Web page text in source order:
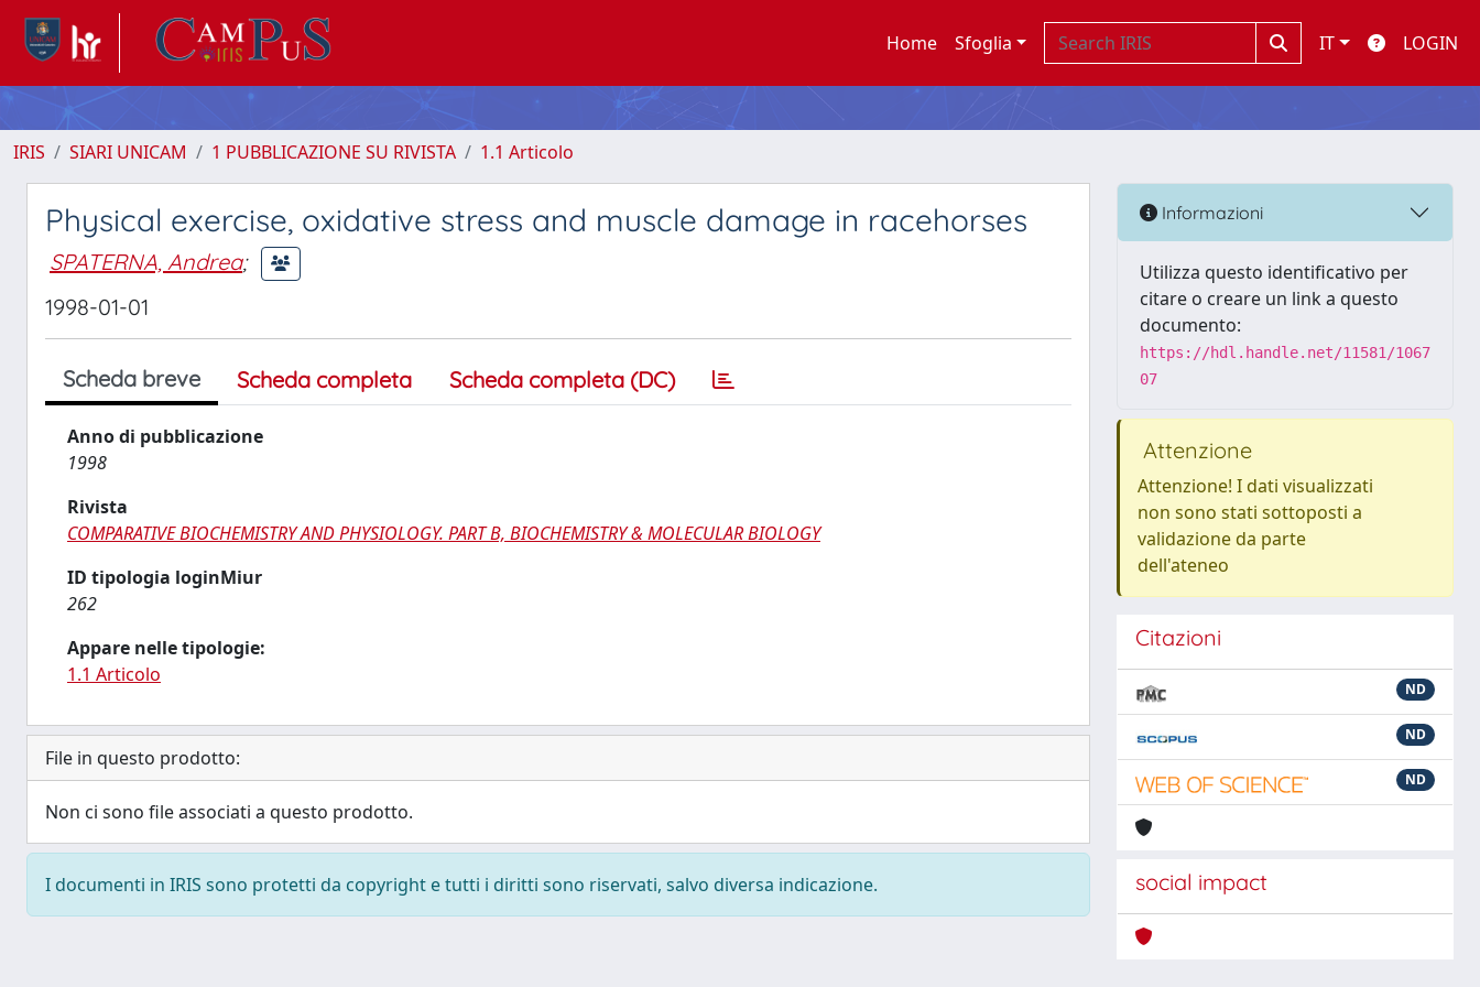
Home Sfoglia IT LOGIN
IRIS SIARI UNICAM 1 PUBBLICAZIONE SU RIVISTA 1.1 Articolo
Physical exercise, oxidative stress and muscle damage in racehorses
SPATERNA, Andrea;
1998-01-01
Scheda breve Scheda completa Scheda completa (DC)
Anno di pubblicazione
1998
Rivista
COMPARATIVE BIOCHEMISTRY AND PHYSIOLOGY. PART B, BIOCHEMISTRY & MOLECULAR BIOLOGY
ID tipologia loginMiur
262
Appare nelle tipologie:
1.1 Articolo
File in questo prodotto:
Non ci sono file associati a questo prodotto.
I documenti in IRIS sono protetti da copyright e tutti i diritti sono riservati, salvo diversa indicazione.
Informazioni
Utilizza questo identificativo per
citare o creare un link a questo
documento:
https://hdl.handle.net/11581/1067
07
Attenzione
Attenzione! I dati visualizzati
non sono stati sottoposti a
validazione da parte
dell'ateneo
Citazioni
ND
ND
ND
social impact